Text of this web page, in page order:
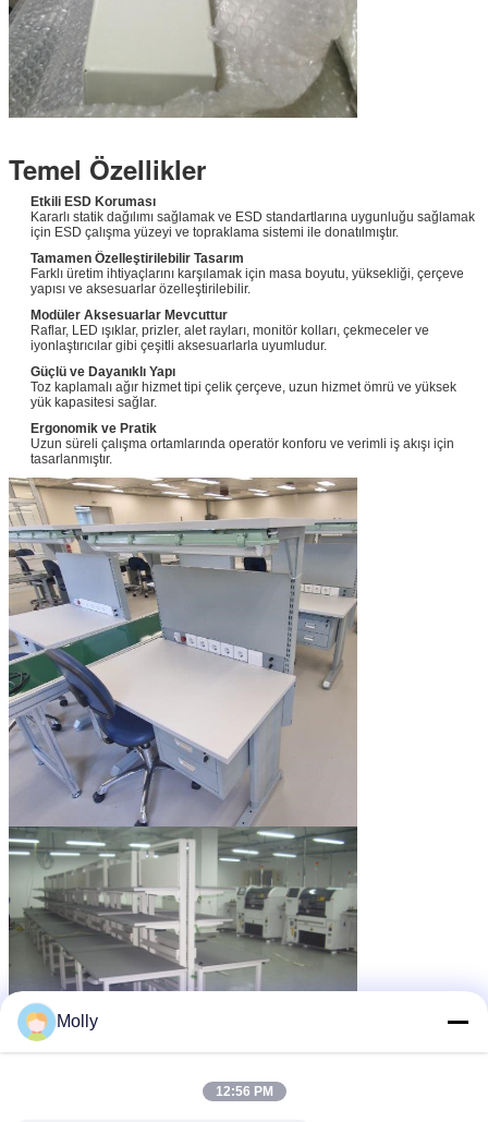
Temel Özellikler
Etkili ESD Koruması
Kararlı statik dağılımı sağlamak ve ESD standartlarına uygunluğu sağlamak
için ESD çalışma yüzeyi ve topraklama sistemi ile donatılmıştır.
Tamamen Özelleştirilebilir Tasarım
Farklı üretim ihtiyaçlarını karşılamak için masa boyutu, yüksekliği, çerçeve
yapısı ve aksesuarlar özelleştirilebilir.
Modüler Aksesuarlar Mevcuttur
Raflar, LED ışıklar, prizler, alet rayları, monitör kolları, çekmeceler ve
iyonlaştırıcılar gibi çeşitli aksesuarlarla uyumludur.
Güçlü ve Dayanıklı Yapı
Toz kaplamalı ağır hizmet tipi çelik çerçeve, uzun hizmet ömrü ve yüksek
yük kapasitesi sağlar.
Ergonomik ve Pratik
Uzun süreli çalışma ortamlarında operatör konforu ve verimli iş akışı için
tasarlanmıştır.
Molly
12:56 PM